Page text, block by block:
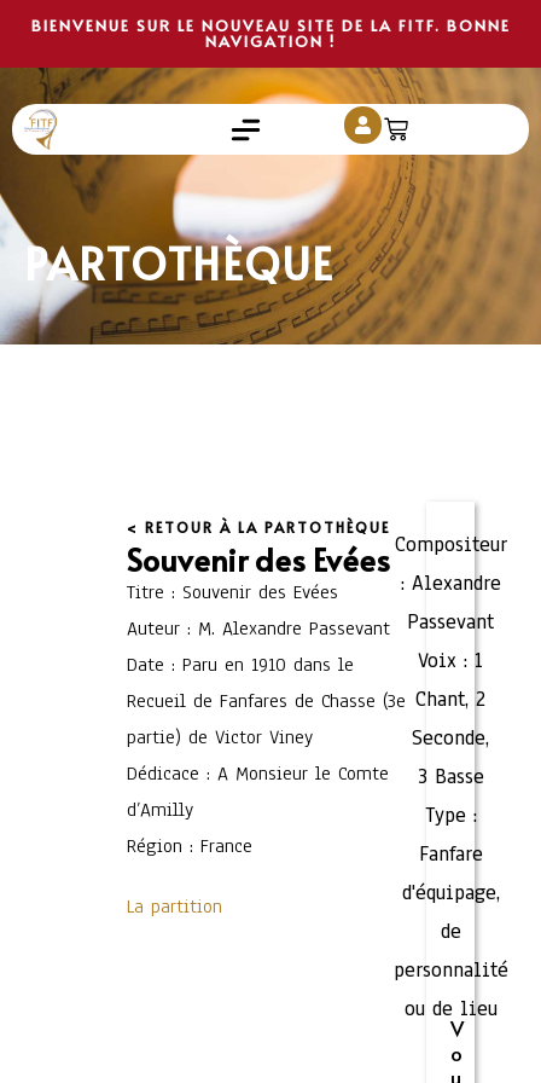
BIENVENUE SUR LE NOUVEAU SITE DE LA FITF. BONNE
NAVIGATION !
PARTOTHÈQUE
< RETOUR À LA PARTOTHÈQUE
Souvenir des Evées
Titre : Souvenir des Evées
Auteur : M. Alexandre Passevant
Date : Paru en 1910 dans le
Recueil de Fanfares de Chasse (3e
partie) de Victor Viney
Dédicace : A Monsieur le Comte
d’Amilly
Région : France
La partition
Compositeur
: Alexandre
Passevant
Voix : 1
Chant,2
Seconde,
3 Basse
Type :
Fanfare
d'équipage,
de
personnalité
ou de lieu
V
o
u